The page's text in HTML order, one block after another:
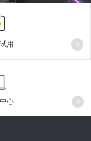
用
心